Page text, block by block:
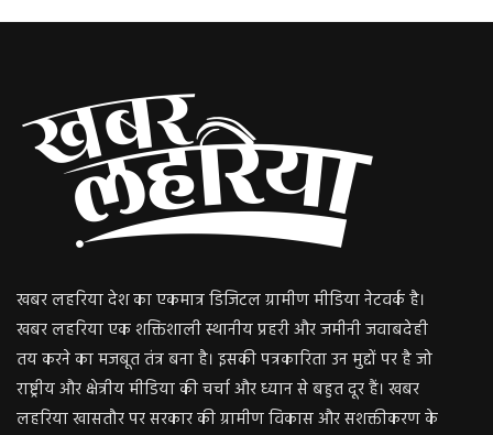
खबर लहरिया देश का एकमात्र डिजिटल ग्रामीण मीडिया नेटवर्क है।
खबर लहरिया एक शक्तिशाली स्थानीय प्रहरी और जमीनी जवाबदेही
तय करने का मजबूत तंत्र बना है। इसकी पत्रकारिता उन मुद्दों पर है जो
राष्ट्रीय और क्षेत्रीय मीडिया की चर्चा और ध्यान से बहुत दूर हैं। खबर
लहरिया खासतौर पर सरकार की ग्रामीण विकास और सशक्तीकरण के